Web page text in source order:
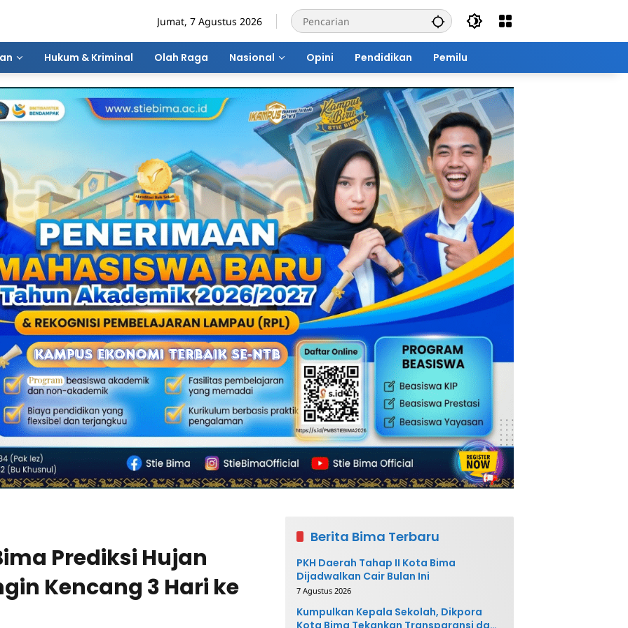
Jumat, 7 Agustus 2026
Hukum & Kriminal Olah Raga Nasional Opini Pendidikan Pemilu
Prediksi Hujan
Kencang 3 Hari ke
Berita Bima Terbaru
PKH Daerah Tahap II Kota Bima
Dijadwalkan Cair Bulan Ini
7 Agustus 2026
Kumpulkan Kepala Sekolah, Dikpora
Kota Bima Tekankan Transparansi dan